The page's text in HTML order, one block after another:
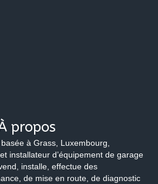
propos
à Grass, Luxembourg,
installateur d’équipement de garage
installe, effectue des
de mise en route, de diagnostic